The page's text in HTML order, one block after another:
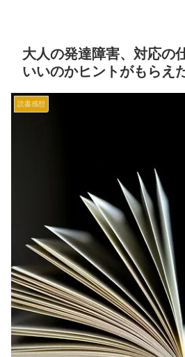
大人の発達障害、対応の
いいのかヒントがもらえ
読書感想